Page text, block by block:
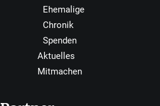
Ehemalige
Chronik
Spenden
Aktuelles
Mitmachen